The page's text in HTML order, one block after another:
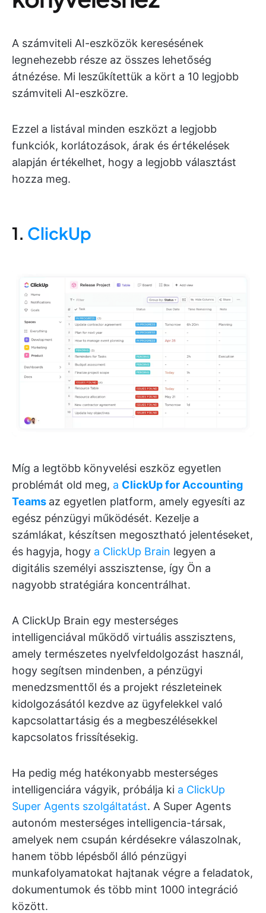
A számviteli AI-eszközök keresésének
legnehezebb része az összes lehetőség
átnézése. Mi leszűkítettük a kört a 10 legjobb
számviteli AI-eszközre.
Ezzel a listával minden eszközt a legjobb
funkciók, korlátozások, árak és értékelések
alapján értékelhet, hogy a legjobb választást
hozza meg.
1. ClickUp
Míg a legtöbb könyvelési eszköz egyetlen
problémát old meg, a ClickUp for Accounting
Teams az egyetlen platform, amely egyesíti az
egész pénzügyi működését. Kezelje a
számlákat, készítsen megosztható jelentéseket,
és hagyja, hogy a ClickUp Brain legyen a
digitális személyi asszisztense, így Ön a
nagyobb stratégiára koncentrálhat.
A ClickUp Brain egy mesterséges
intelligenciával működő virtuális asszisztens,
amely természetes nyelvfeldolgozást használ,
hogy segítsen mindenben, a pénzügyi
menedzsmenttől és a projekt részleteinek
kidolgozásától kezdve az ügyfelekkel való
kapcsolattartásig és a megbeszélésekkel
kapcsolatos frissítésekig.
Ha pedig még hatékonyabb mesterséges
intelligenciára vágyik, próbálja ki a ClickUp
Super Agents szolgáltatást. A Super Agents
autonóm mesterséges intelligencia-társak,
amelyek nem csupán kérdésekre válaszolnak,
hanem több lépésből álló pénzügyi
munkafolyamatokat hajtanak végre a feladatok,
dokumentumok és több mint 1000 integráció
között.